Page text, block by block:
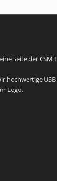
Seite derCSM
hochwertige
Logo.